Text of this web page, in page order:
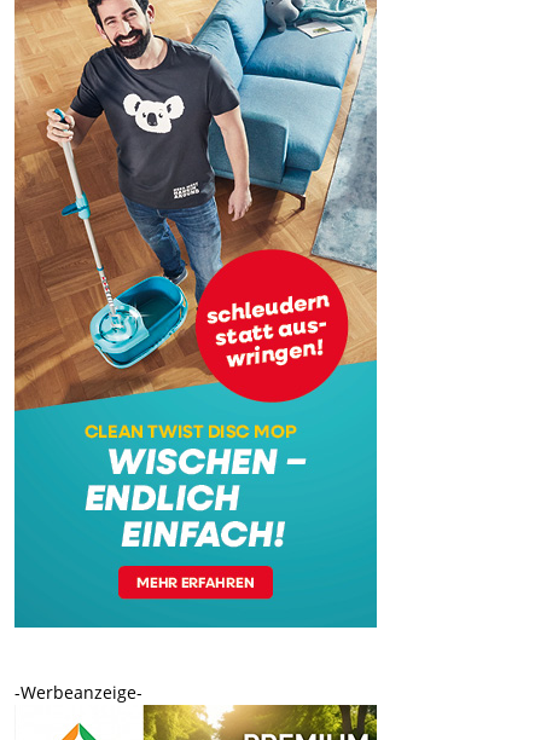
-Werbeanzeige-